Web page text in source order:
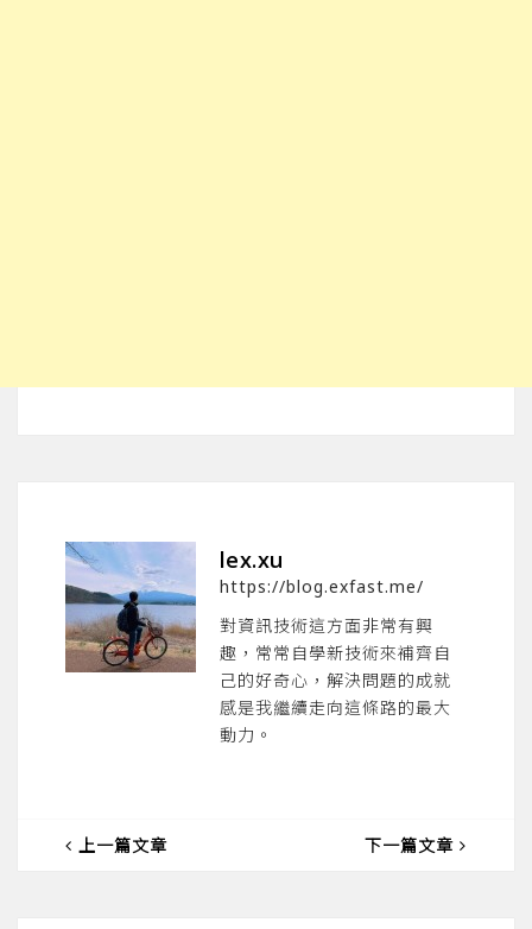
lex.xu
https://blog.exfast.me/
對資訊技術這方面非常有興
趣，常常自學新技術來補齊自
己的好奇心，解決問題的成就
感是我繼續走向這條路的最大
動力。
上一篇文章 下一篇文章